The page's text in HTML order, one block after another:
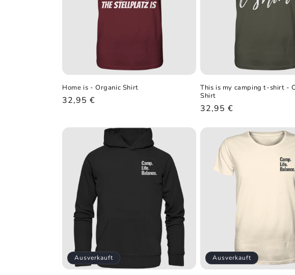
Home is - Organic Shirt
Normaler
32,95 €
This is my camping t-shirt -
Shirt
Normaler
32,95 €
Ausverkauft Ausverkauft